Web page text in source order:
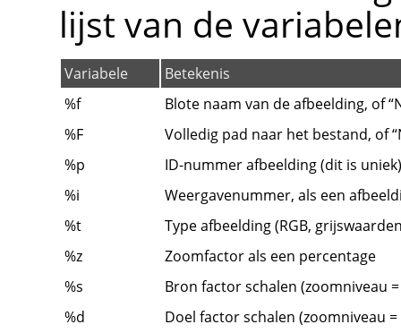
lijst van de
Variabele
Betekenis
%f
Blote naam van de afbeelding, of“
%F
Volledig pad naar het bestand, of“
%p
ID-nummer afbeelding (dit is uniek)
%i
Weergavenummer, als een
%t
Type afbeelding (RGB,
%z
Zoomfactor als een percentage
%s
Bron factor schalen (zoomniveau =
%d
Doel factor schalen (zoomniveau =